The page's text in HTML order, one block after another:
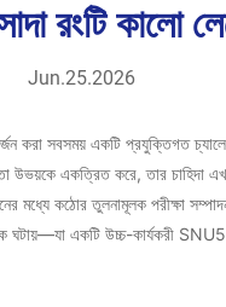
রংটি কালো
Jun.25.2026
করা সবসময় একটি প্রযুক্তিগত
উভয়কে একত্রিত করে, তার চাহিদা
কঠোর তুলনামূলক পরীক্ষা
ঘটায়—যা একটি উচ্চ-কার্যকরী